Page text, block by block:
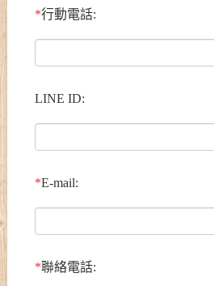
*行動電話:
LINE ID:
*E-mail:
*聯絡電話: